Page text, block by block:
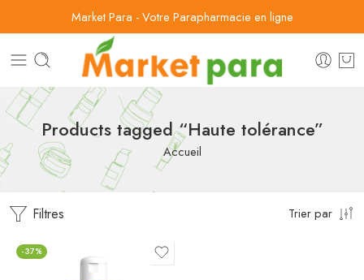
Market Para - Votre Parapharmacie en ligne
Products tagged “Haute tolérance”
Accueil
Filtres Trier par
-37%